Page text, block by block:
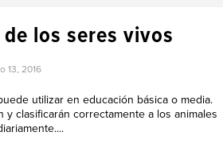
los seres vivos
13, 2016
utilizar en educación básica o media.
y clasificarán correctamente a los animales